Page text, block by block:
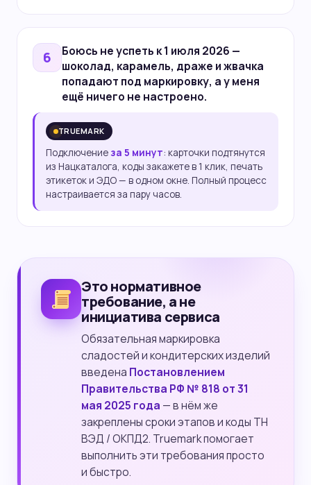
6 Боюсь не успеть к 1 июля 2026 —
шоколад, карамель, драже и жвачка
попадают под маркировку, а у меня
ещё ничего не настроено.
TRUEMARK
Подключение за 5 минут: карточки подтянутся
из Нацкаталога, коды закажете в 1 клик, печать
этикеток и ЭДО — в одном окне. Полный процесс
настраивается за пару часов.
Это нормативное
требование, а не
инициатива сервиса
Обязательная маркировка
сладостей и кондитерских изделий
введена Постановлением
Правительства РФ № 818 от 31
мая 2025 года — в нём же
закреплены сроки этапов и коды ТН
ВЭД / ОКПД2. Truemark помогает
выполнить эти требования просто
и быстро.